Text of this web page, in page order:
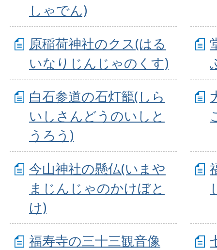
しゃでん)
原稲荷神社のクス(はる
いなりじんじゃのくす)
白石参道の石灯籠(しら
いしさんどうのいしと
うろう)
今山神社の懸仏(いまや
まじんじゃのかけぼと
け)
福寿寺の三十三観音像